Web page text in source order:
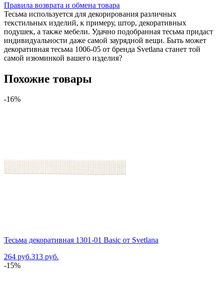
Правила возврата и обмена товара
Тесьма используется для декорирования различных
текстильных изделий, к примеру, штор, декоративных
подушек, а также мебели. Удачно подобранная тесьма придаст
индивидуальности даже самой заурядной вещи. Быть может
декоративная тесьма 1006-05 от бренда Svetlana станет той
самой изюминкой вашего изделия?
Похожие товары
-16%
Тесьма декоративная 1301-01 Basic от Svetlana
264 руб.313 руб.
-15%